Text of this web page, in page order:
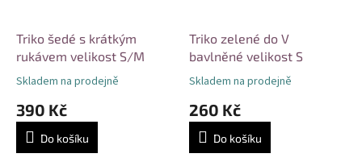
Triko šedé s krátkým
rukávem velikost S/M
Skladem na prodejně
390 Kč
Do košíku
Triko zelené do V
bavlněné velikost S
Skladem na prodejně
260 Kč
Do košíku